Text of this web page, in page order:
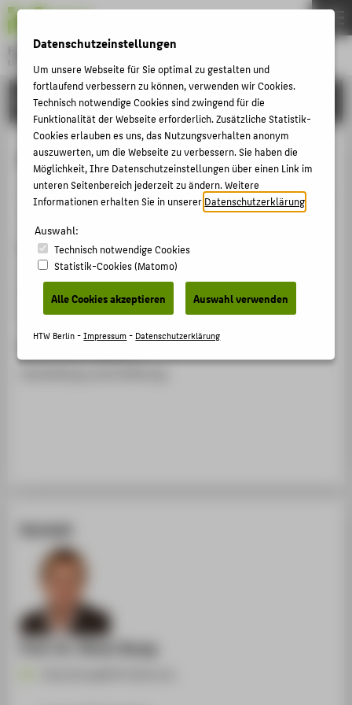
Hochschule für Technik und Wirtschaft Berlin
University of Applied Sciences
Menu
FORSCHUNG
Ausstellungsbeitrag
Veranstaltungsbeitrag › Sonstiger Veranstaltungsbeitrag
Veranstaltung
"Sie bleibet unvergessen!" - Aus Anlass des 80.
Geburtstages von Tamara Bunke - "Tania la gierrillera"
Café Sibylle Berlin, 17.11.2017 - 26.11.2017
Ergänzende Angaben
Kontakt
Prof. Dr. Oliver Rump
THEMEN
HOCHSCHULE
CAMPUS
STUDIUM
LEHRE
KARRIERE
INTERNATIONAL
INFORMATIONEN FÜR
STUDIENINTERESSIERTE
Datenschutzeinstellungen
Um unsere Webseite für Sie optimal zu gestalten und
fortlaufend verbessern zu können, verwenden wir Cookies.
Technisch notwendige Cookies sind zwingend für die
Funktionalität der Webseite erforderlich. Zusätzliche Statistik-
Cookies erlauben es uns, das Nutzungsverhalten anonym
auszuwerten, um die Webseite zu verbessern. Sie haben die
Möglichkeit, Ihre Datenschutzeinstellungen über einen Link im
unteren Seitenbereich jederzeit zu ändern. Weitere
Informationen erhalten Sie in unsererDatenschutzerklärung
Auswahl:
Technisch notwendige Cookies
Statistik-Cookies (Matomo)
Alle Cookies akzeptieren Auswahl verwenden
HTW Berlin -Impressum- Datenschutzerklärung